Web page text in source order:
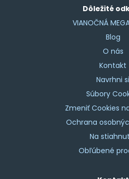
Dôležité
VIANOČNÁ
Blog
O nás
Kontakt
Navrhni si
Súbory
Zmeniť Cookies
Ochrana
Na
Obľúbené